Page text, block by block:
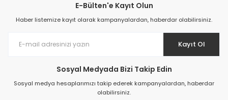
E-Bülten'e Kayıt Olun
Haber listemize kayıt olarak kampanyalardan, haberdar olabilirsiniz.
Kayıt Ol
Sosyal Medyada Bizi Takip Edin
Sosyal medya hesaplarımızı takip ederek kampanyalardan, haberdar
olabilirsiniz.